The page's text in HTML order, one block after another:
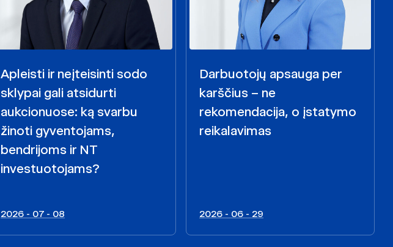
Apleisti ir neįteisinti sodo
sklypai gali atsidurti
aukcionuose: ką svarbu
žinoti gyventojams,
bendrijoms ir NT
investuotojams?
2026 - 07 - 08
Darbuotojų apsauga per
karščius – ne
rekomendacija, o įstatymo
reikalavimas
2026 - 06 - 29